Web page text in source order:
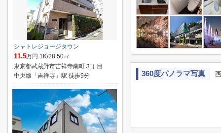
360度パノラマ写真
シャトレジョージタウン
11.5万円 1K/28.50㎡
東京都武蔵野市吉祥寺南町３丁目
中央線「吉祥寺」駅 徒歩9分